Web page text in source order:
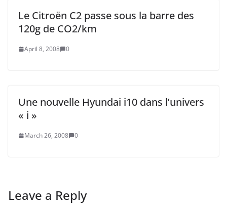
Le Citroën C2 passe sous la barre des
120g de CO2/km
April 8, 2008 0
Une nouvelle Hyundai i10 dans l’univers
« i »
March 26, 2008 0
Leave a Reply